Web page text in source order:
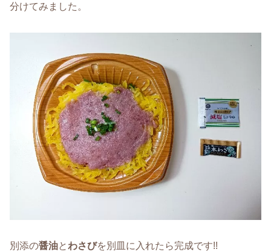
分けてみました。
別添の醤油と わさびを別皿に入れたら完成です!!